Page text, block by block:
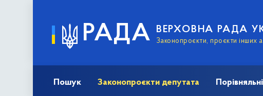
РАДА ВЕРХОВНА РАДА
Законопроєкти, проєкти інших
Пошук Законопроєкти депутата